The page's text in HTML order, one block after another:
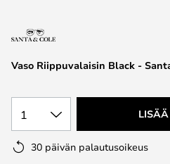
images
gallery
Vaso Riippuvalaisin Black -
1
30 päivän palautusoikeus